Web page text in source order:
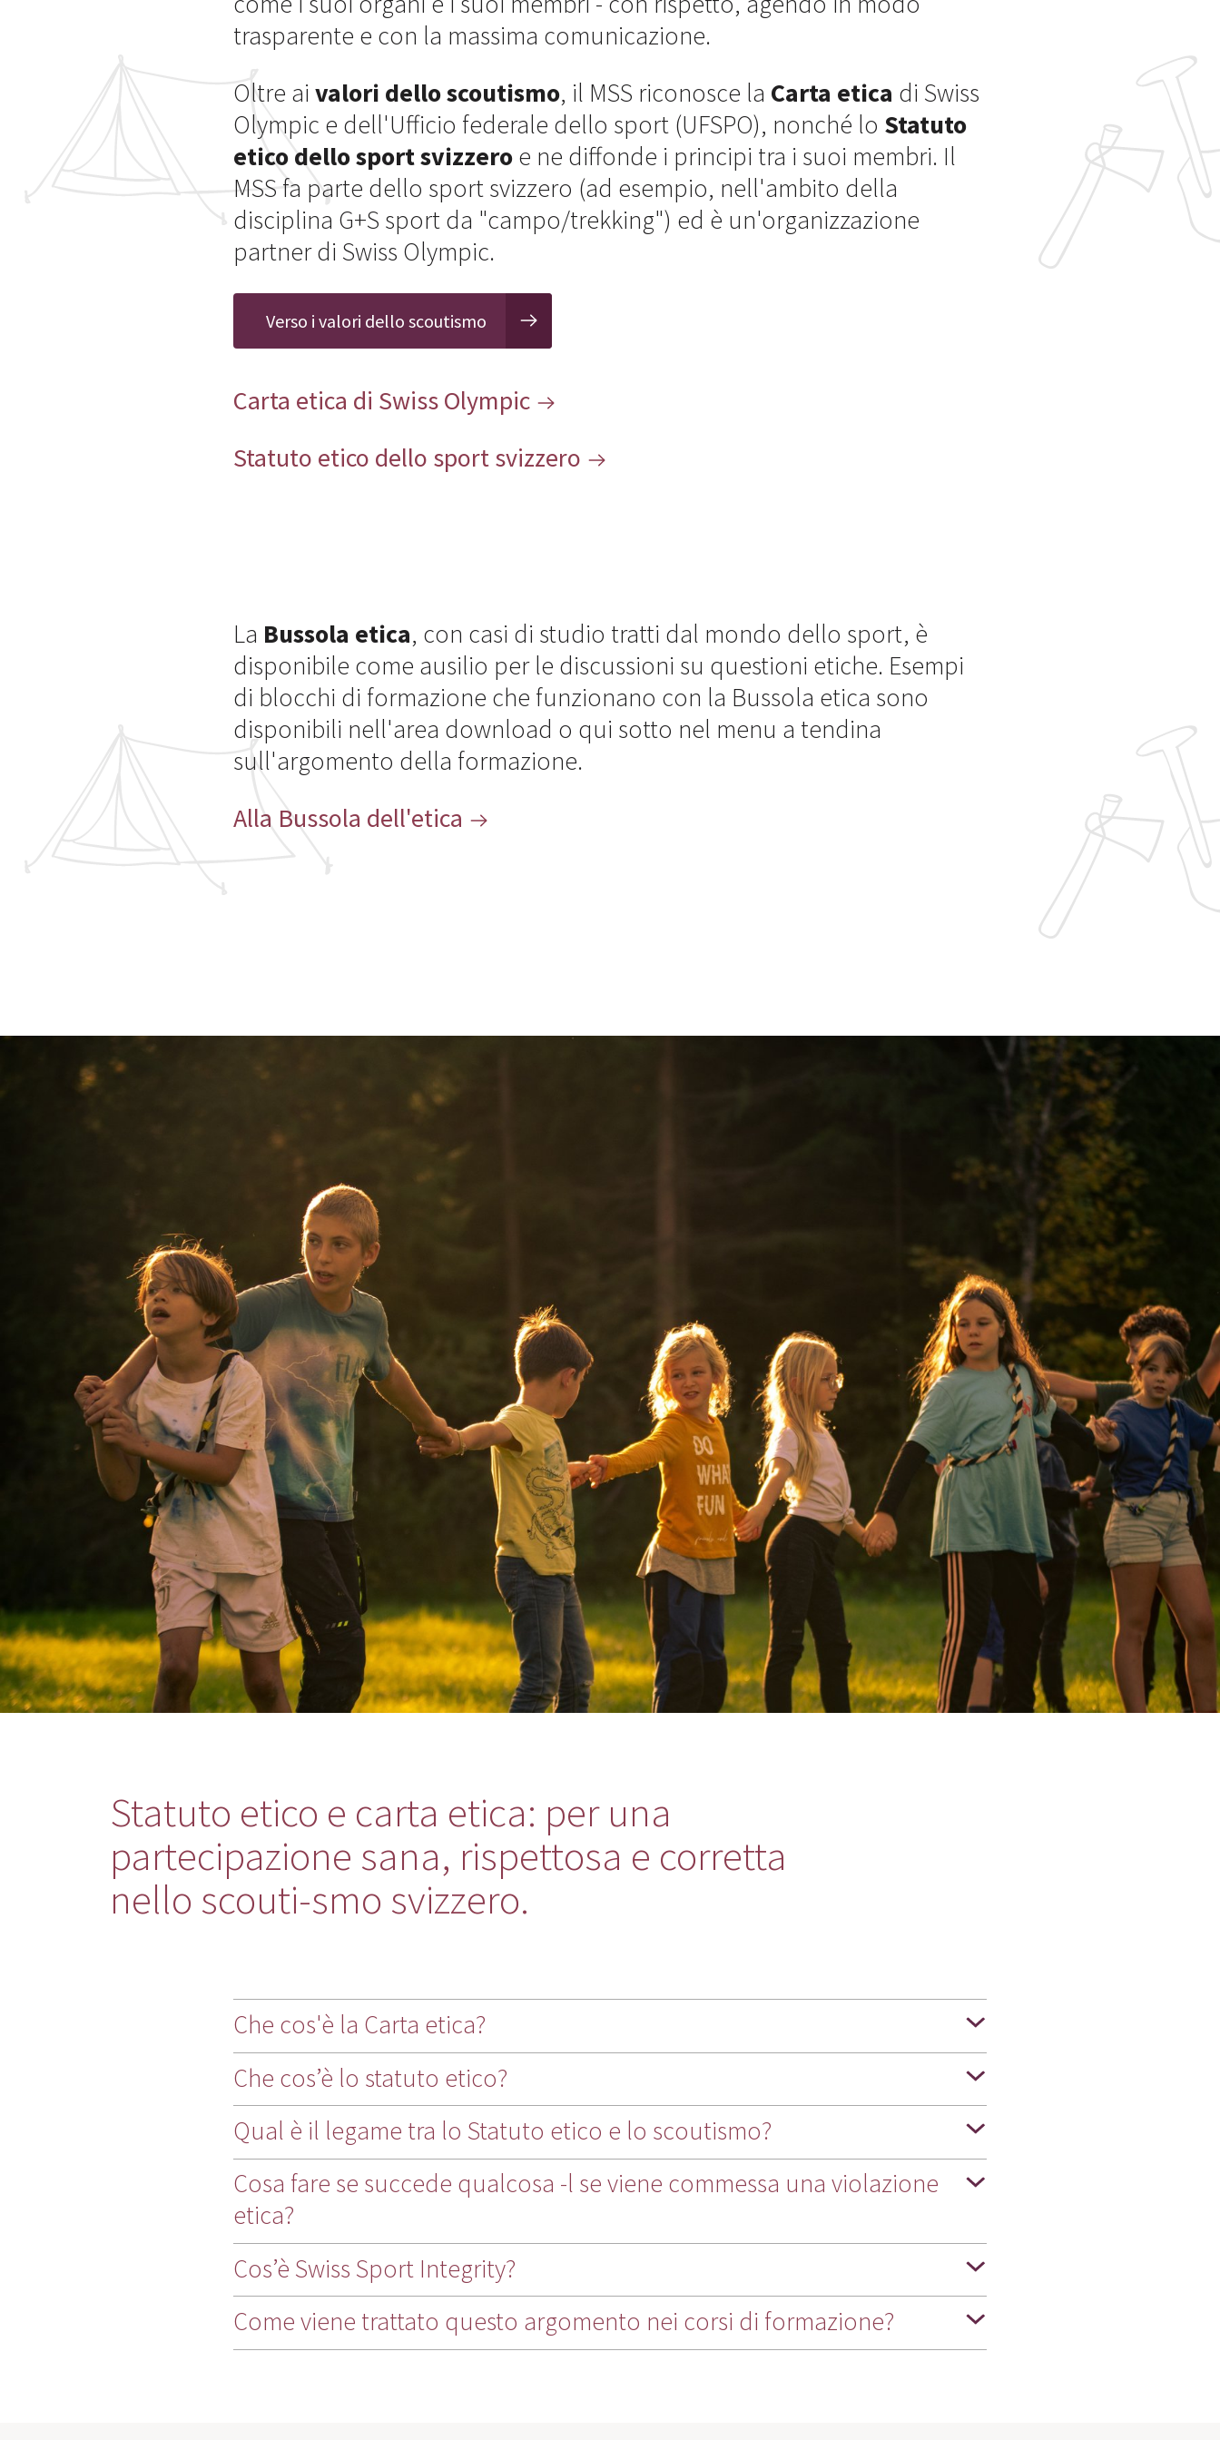
trasparente e con la massima comunicazione.
Oltre ai valori dello scoutismo, il MSS riconosce la Carta etica di Swiss
Olympic e dell'Ufficio federale dello sport (UFSPO), nonché lo Statuto
etico dello sport svizzeroe ne diffonde i principi tra i suoi membri. Il
MSS fa parte dello sport svizzero (ad esempio, nell'ambito della
disciplina G+S sport da "campo/trekking") ed è un'organizzazione
partner di Swiss Olympic.
Verso i valori dello scoutismo
Carta etica di Swiss Olympic
Statuto etico dello sport svizzero
La Bussola etica, con casi di studio tratti dal mondo dello sport, è
disponibile come ausilio per le discussioni su questioni etiche. Esempi
di blocchi di formazione che funzionano con la Bussola etica sono
disponibili nell'area download o qui sotto nel menu a tendina
sull'argomento della formazione.
Alla Bussola dell'etica
Statuto etico e carta etica: per una
partecipazione sana, rispettosa e corretta
nello scouti-smo svizzero.
Che cos'è la Carta etica?
Che cos’è lo statuto etico?
Qual è il legame tra lo Statuto etico e lo scoutismo?
Cosa fare se succede qualcosa -l se viene commessa una violazione
etica?
Cos’è Swiss Sport Integrity?
Come viene trattato questo argomento nei corsi di formazione?